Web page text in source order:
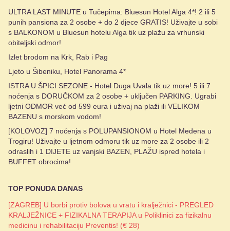
ULTRA LAST MINUTE u Tučepima: Bluesun Hotel Alga 4*! 2 ili 5
punih pansiona za 2 osobe + do 2 djece GRATIS! Uživajte u sobi
s BALKONOM u Bluesun hotelu Alga tik uz plažu za vrhunski
obiteljski odmor!
Izlet brodom na Krk, Rab i Pag
Ljeto u Šibeniku, Hotel Panorama 4*
ISTRA U ŠPICI SEZONE - Hotel Duga Uvala tik uz more! 5 ili 7
noćenja s DORUČKOM za 2 osobe + uključen PARKING. Ugrabi
ljetni ODMOR već od 599 eura i uživaj na plaži ili VELIKOM
BAZENU s morskom vodom!
[KOLOVOZ] 7 noćenja s POLUPANSIONOM u Hotel Medena u
Trogiru! Uživajte u ljetnom odmoru tik uz more za 2 osobe ili 2
odraslih i 1 DIJETE uz vanjski BAZEN, PLAŽU ispred hotela i
BUFFET obrocima!
TOP PONUDA DANAS
[ZAGREB] U borbi protiv bolova u vratu i kralježnici - PREGLED
KRALJEŽNICE + FIZIKALNA TERAPIJA u Poliklinici za fizikalnu
medicinu i rehabilitaciju Preventis! (€ 28)